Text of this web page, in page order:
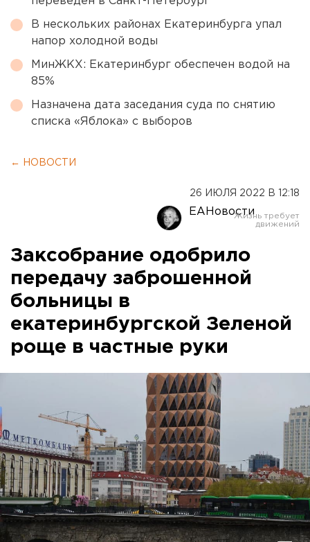
В нескольких районах Екатеринбурга упал
напор холодной воды
МинЖКХ: Екатеринбург обеспечен водой на
85%
Назначена дата заседания суда по снятию
списка «Яблока» с выборов
← НОВОСТИ
26 ИЮЛЯ 2022 В 12:18
ЕАНовости
Заксобрание одобрило
передачу заброшенной
больницы в
екатеринбургской Зеленой
роще в частные руки